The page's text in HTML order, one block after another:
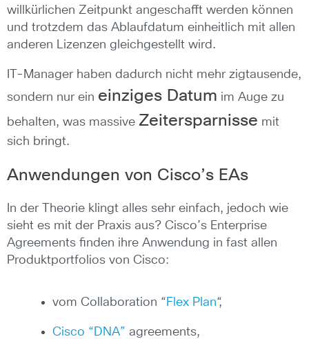
willkürlichen Zeitpunkt angeschafft werden können
und trotzdem das Ablaufdatum einheitlich mit allen
anderen Lizenzen gleichgestellt wird.
IT-Manager haben dadurch nicht mehr zigtausende,
sondern nur ein einziges Datum im Auge zu
behalten, was massive Zeitersparnisse mit
sich bringt.
Anwendungen von Cisco’s EAs
In der Theorie klingt alles sehr einfach, jedoch wie
sieht es mit der Praxis aus? Cisco’s Enterprise
Agreements finden ihre Anwendung in fast allen
Produktportfolios von Cisco:
vom Collaboration “Flex Plan“,
Cisco “DNA” agreements,